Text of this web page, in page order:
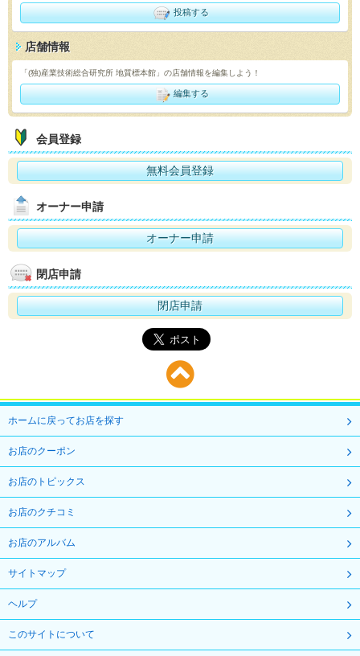
投稿する
店舗情報
「(独)産業技術総合研究所 地質標本館」の店舗情報を編集しよう！
編集する
会員登録
無料会員登録
オーナー申請
オーナー申請
閉店申請
閉店申請
ホームに戻ってお店を探す
お店のクーポン
お店のトピックス
お店のクチコミ
お店のアルバム
サイトマップ
ヘルプ
このサイトについて